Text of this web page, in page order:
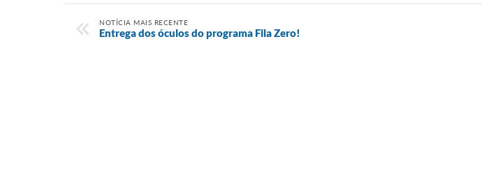
NOTÍCIA MAIS RECENTE
Entrega dos óculos do programa Fila Zero!